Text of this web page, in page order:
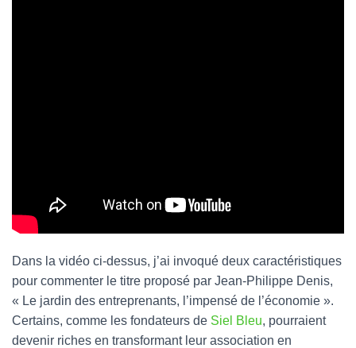
Dans la vidéo ci-dessus, j’ai invoqué deux caractéristiques
pour commenter le titre proposé par Jean-Philippe Denis,
« Le jardin des entreprenants, l’impensé de l’économie ».
Certains, comme les fondateurs de Siel Bleu, pourraient
devenir riches en transformant leur association en